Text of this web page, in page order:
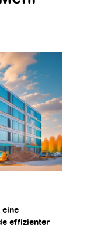
eine
effizienter